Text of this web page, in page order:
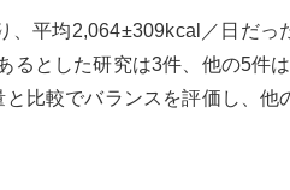
平均2,064±309kcal／日だっ
とした研究は3件、他の5件
比較でバランスを評価し、他